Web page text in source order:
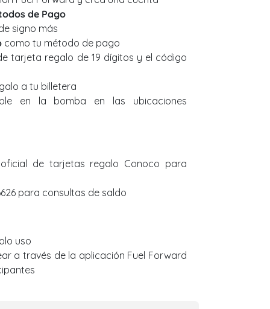
de Pago
signo más
como tu método de pago
tarjeta regalo de 19 dígitos y el código
a tu billetera
en la bomba en las ubicaciones
de tarjetas regalo Conoco para
para consultas de saldo
uso
a través de la aplicación Fuel Forward